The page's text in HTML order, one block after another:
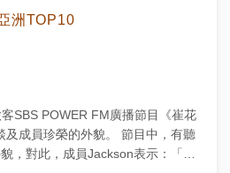
洲TOP10
SBS POWER FM廣播節目《崔花
榮的外貌。 節目中，有聽
，對此，成員Jackson表示：「我